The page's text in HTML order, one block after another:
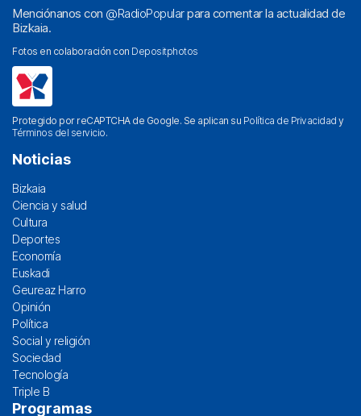
Menciónanos con @RadioPopularpara comentar la actualidad de
Bizkaia.
Fotos en colaboración con Depositphotos
Protegido por reCAPTCHA de Google. Se aplican su Política de Privacidad y
Términos del servicio.
Noticias
Bizkaia
Ciencia y salud
Cultura
Deportes
Economía
Euskadi
Geureaz Harro
Opinión
Política
Social y religión
Sociedad
Tecnología
Triple B
Programas